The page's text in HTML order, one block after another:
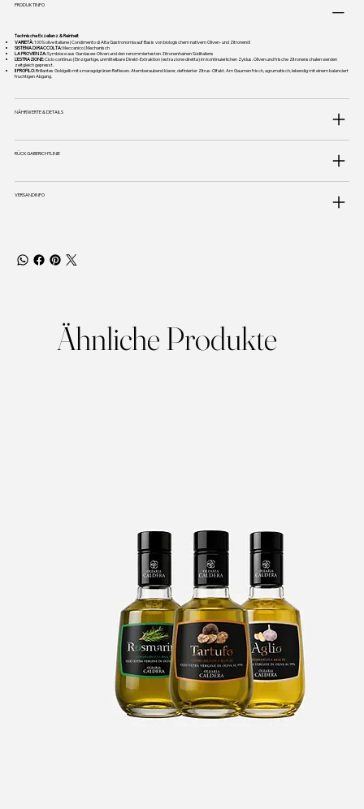
PRODUKTINFO
Technische Exzellenz & Reinheit
VARIETÀ:100% olive italiane | Condimento di Alta Gastronomia auf Basis von biologischem nativem Oliven- und Zitronenöl
SISTEMA DI RACCOLTA:Meccanico | Mechanisch
LA PROVIENZA:Symbiose aus Gardasee-Oliven und den renommiertesten Zitronenhainen Süditaliens
L'ESTRAZIONE:Ciclo continuo | Einzigartige, unmittelbare Direkt-Extraktion (estrazione diretta) im kontinuierlichen Zyklus. Oliven und frische Zitronenschalen werden
zeitgleich gepresst.
Il PROFILO:Brillantes Goldgelb mit smaragdgrünen Reflexen. Atemberaubend klarer, definierter Zitrus-Olfakt. Am Gaumen frisch, agrumatisch, lebendig mit einem balanciert
fruchtigen Abgang.
NÄHRWERTE & DETAILS
RÜCKGABERICHTLINIE
VERSANDINFO
Ähnliche Produkte